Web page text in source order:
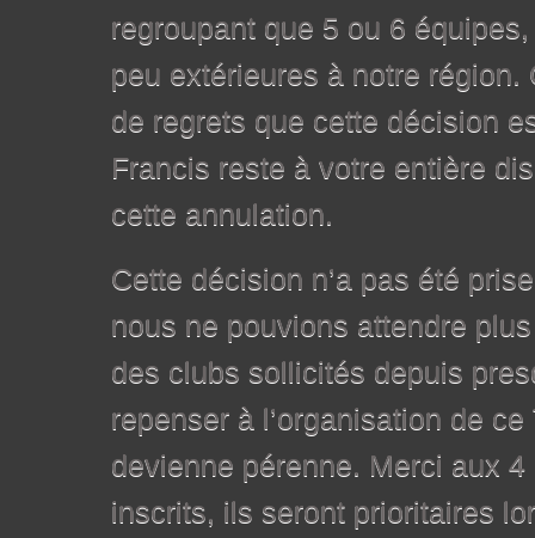
regroupant que 5 ou 6
peu extérieures à notre région.
de regrets que cette décision
Francis reste à votre entière
cette annulation.
Cette décision n’a pas été
nous ne pouvions attendre
des clubs sollicités depuis
repenser à l’organisation de ce
devienne pérenne. Merci aux 4
inscrits, ils seront prioritaires